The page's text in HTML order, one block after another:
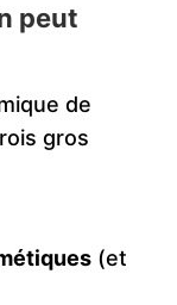
peut
de
gros
(et